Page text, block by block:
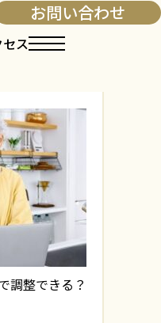
お問い合わせ
セス
調整できる？